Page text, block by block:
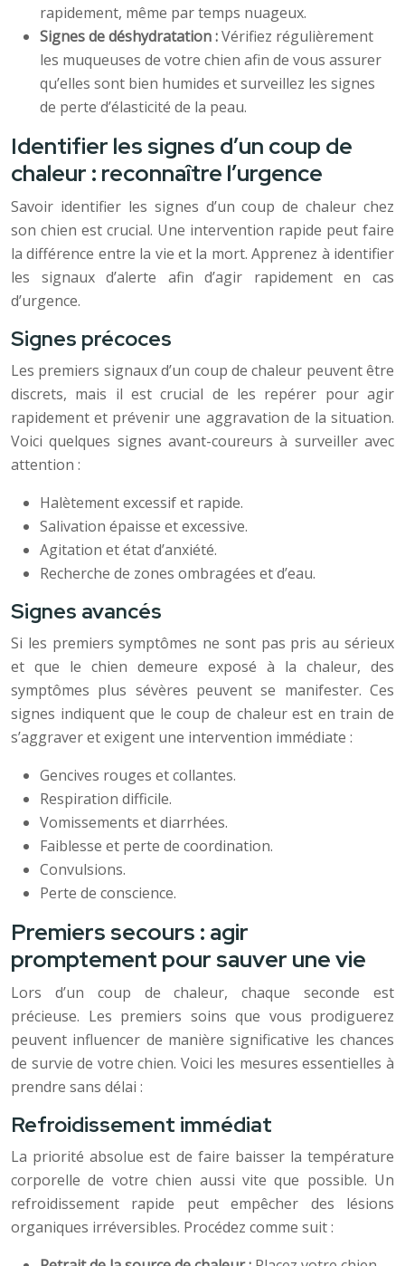
rapidement, même par temps nuageux.
Signes de déshydratation :Vérifiez régulièrement
les muqueuses de votre chien afin de vous assurer
qu’elles sont bien humides et surveillez les signes
de perte d’élasticité de la peau.
Identifier les signes d’un coup de
chaleur : reconnaître l’urgence
Savoir identifier les signes d’un coup de chaleur chez
son chien est crucial. Une intervention rapide peut faire
la différence entre la vie et la mort. Apprenez à identifier
les signaux d’alerte afin d’agir rapidement en cas
d’urgence.
Signes précoces
Les premiers signaux d’un coup de chaleur peuvent être
discrets, mais il est crucial de les repérer pour agir
rapidement et prévenir une aggravation de la situation.
Voici quelques signes avant-coureurs à surveiller avec
attention :
Halètement excessif et rapide.
Salivation épaisse et excessive.
Agitation et état d’anxiété.
Recherche de zones ombragées et d’eau.
Signes avancés
Si les premiers symptômes ne sont pas pris au sérieux
et que le chien demeure exposé à la chaleur, des
symptômes plus sévères peuvent se manifester. Ces
signes indiquent que le coup de chaleur est en train de
s’aggraver et exigent une intervention immédiate :
Gencives rouges et collantes.
Respiration difficile.
Vomissements et diarrhées.
Faiblesse et perte de coordination.
Convulsions.
Perte de conscience.
Premiers secours : agir
promptement pour sauver une vie
Lors d’un coup de chaleur, chaque seconde est
précieuse. Les premiers soins que vous prodiguerez
peuvent influencer de manière significative les chances
de survie de votre chien. Voici les mesures essentielles à
prendre sans délai :
Refroidissement immédiat
La priorité absolue est de faire baisser la température
corporelle de votre chien aussi vite que possible. Un
refroidissement rapide peut empêcher des lésions
organiques irréversibles. Procédez comme suit :